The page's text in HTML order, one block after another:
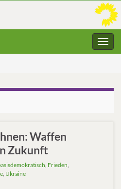
Waffen
Zukunft
Frieden
Ukraine